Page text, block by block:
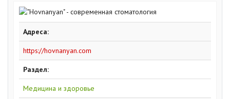
Адреса:
https://hovnanyan.com
Раздел:
Медицина и здоровье